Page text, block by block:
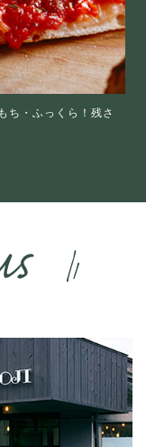
ち・ふっくら！残さ